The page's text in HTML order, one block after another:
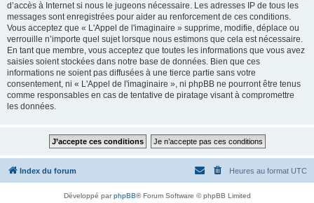
d’accès à Internet si nous le jugeons nécessaire. Les adresses IP de tous les
messages sont enregistrées pour aider au renforcement de ces conditions.
Vous acceptez que « L'Appel de l'imaginaire » supprime, modifie, déplace ou
verrouille n’importe quel sujet lorsque nous estimons que cela est nécessaire.
En tant que membre, vous acceptez que toutes les informations que vous avez
saisies soient stockées dans notre base de données. Bien que ces
informations ne soient pas diffusées à une tierce partie sans votre
consentement, ni « L'Appel de l'imaginaire », ni phpBB ne pourront être tenus
comme responsables en cas de tentative de piratage visant à compromettre
les données.
Index du forum Heures au format UTC
Développé parphpBB® Forum Software © phpBB Limited